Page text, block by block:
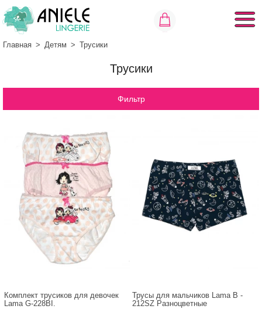
Главная > Детям > Трусики
Трусики
Фильтр
Комплект трусиков для девочек
Lama G-228BI.
Трусы для мальчиков Lama B -
212SZ Разноцветные